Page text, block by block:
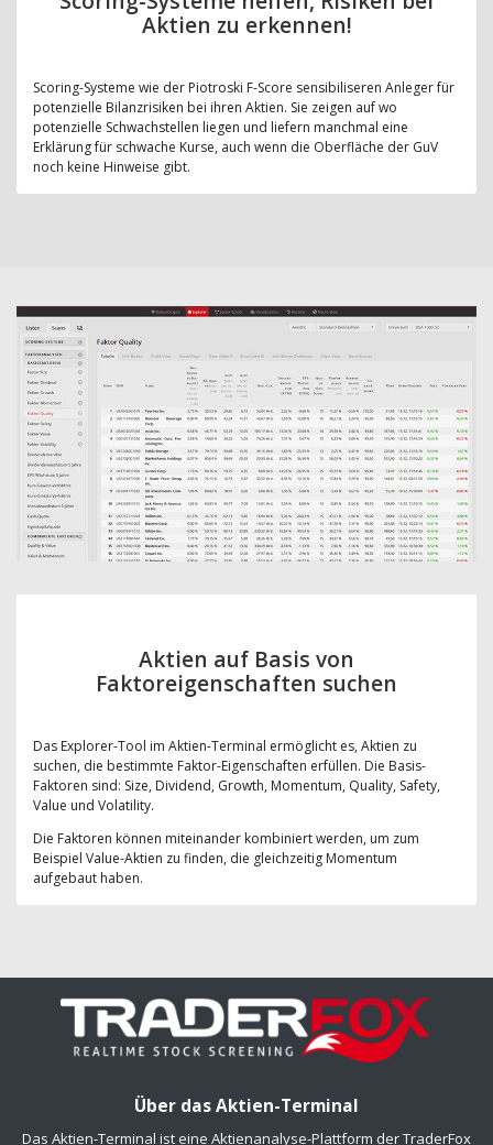
Aktien zu erkennen!
Scoring-Systeme wie der Piotroski F-Score sensibiliseren Anleger für
potenzielle Bilanzrisiken bei ihren Aktien. Sie zeigen auf wo
potenzielle Schwachstellen liegen und liefern manchmal eine
Erklärung für schwache Kurse, auch wenn die Oberfläche der GuV
noch keine Hinweise gibt.
Aktien auf Basis von
Faktoreigenschaften suchen
Das Explorer-Tool im Aktien-Terminal ermöglicht es, Aktien zu
suchen, die bestimmte Faktor-Eigenschaften erfüllen. Die Basis-
Faktoren sind: Size, Dividend, Growth, Momentum, Quality, Safety,
Value und Volatility.
Die Faktoren können miteinander kombiniert werden, um zum
Beispiel Value-Aktien zu finden, die gleichzeitig Momentum
aufgebaut haben.
Über das Aktien-Terminal
Das Aktien-Terminal ist eine Aktienanalyse-Plattform der TraderFox